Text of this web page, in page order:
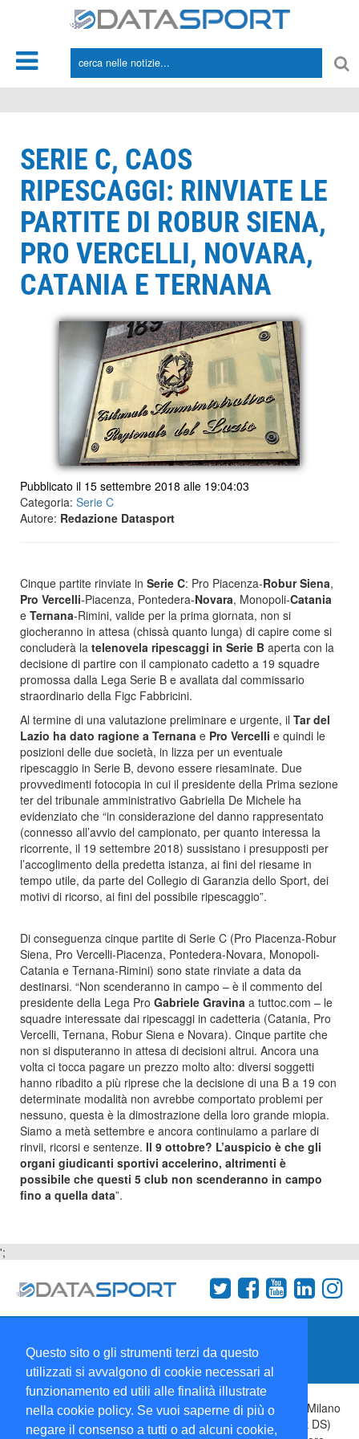
Questo sito o gli strumenti terzi da questo
utilizzati si avvalgono di cookie necessari al
funzionamento ed utili alle finalità illustrate
nella cookie policy. Se vuoi saperne di più o
negare il consenso a tutti o ad alcuni cookie,
SERIE C, CAOS
RIPESCAGGI: RINVIATE LE
PARTITE DI ROBUR SIENA,
PRO VERCELLI, NOVARA,
CATANIA E TERNANA
Pubblicato il 15 settembre 2018 alle 19:04:03
Categoria: Serie C
Autore: Redazione Datasport
Cinque partite rinviate in Serie C: Pro Piacenza-Robur Siena,
Pro Vercelli-Piacenza, Pontedera-Novara, Monopoli-Catania
e Ternana-Rimini, valide per la prima giornata, non si
giocheranno in attesa (chissà quanto lunga) di capire come si
concluderà la telenovela ripescaggi in Serie B aperta con la
decisione di partire con il campionato cadetto a 19 squadre
promossa dalla Lega Serie B e avallata dal commissario
straordinario della Figc Fabbricini.
Al termine di una valutazione preliminare e urgente, il Tar del
Lazio ha dato ragione a Ternana e Pro Vercelli e quindi le
posizioni delle due società, in lizza per un eventuale
ripescaggio in Serie B, devono essere riesaminate. Due
provvedimenti fotocopia in cui il presidente della Prima sezione
ter del tribunale amministrativo Gabriella De Michele ha
evidenziato che “in considerazione del danno rappresentato
(connesso all’avvio del campionato, per quanto interessa la
ricorrente, il 19 settembre 2018) sussistano i presupposti per
l’accoglimento della predetta istanza, ai fini del riesame in
tempo utile, da parte del Collegio di Garanzia dello Sport, dei
motivi di ricorso, ai fini del possibile ripescaggio”.
Di conseguenza cinque partite di Serie C (Pro Piacenza-Robur
Siena, Pro Vercelli-Piacenza, Pontedera-Novara, Monopoli-
Catania e Ternana-Rimini) sono state rinviate a data da
destinarsi. “Non scenderanno in campo – è il commento del
presidente della Lega Pro Gabriele Gravina a tuttoc.com – le
squadre interessate dai ripescaggi in cadetteria (Catania, Pro
Vercelli, Ternana, Robur Siena e Novara). Cinque partite che
non si disputeranno in attesa di decisioni altrui. Ancora una
volta ci tocca pagare un prezzo molto alto: diversi soggetti
hanno ribadito a più riprese che la decisione di una B a 19 con
determinate modalità non avrebbe comportato problemi per
nessuno, questa è la dimostrazione della loro grande miopia.
Siamo a metà settembre e ancora continuiamo a parlare di
rinvii, ricorsi e sentenze. Il 9 ottobre? L’auspicio è che gli
organi giudicanti sportivi accelerino, altrimenti è
possibile che questi 5 club non scenderanno in campo
fino a quella data”.
';
Collabora con noi
Copyright 1995-2026 © Wise Srl Via Palmanova 8 20132 Milano
Italia - P. IVA 09072090963 | ISSN: 2499-2925 (DataSport DS)